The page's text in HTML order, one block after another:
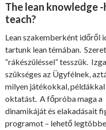
The lean knowledge
teach?
Lean szakemberként időről
tartunk lean témában.
“rákészüléssel” tesszük.
szükséges az Ügyfélnek,
milyen játékokkal,
oktatást. A főpróba maga a
dinamikáját és elakadásait
programot – lehető